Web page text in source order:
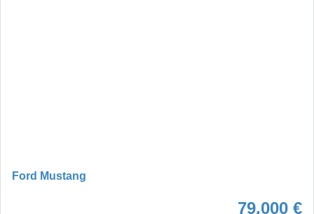
Ford Mustang
79.000 €